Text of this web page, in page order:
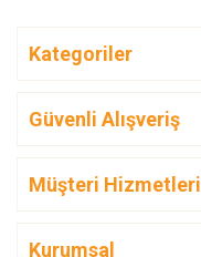
Kategoriler
Güvenli Alışveriş
Müşteri Hizmetleri
Kurumsal